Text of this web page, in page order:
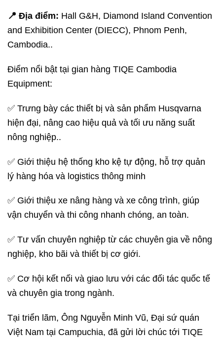
📍 Địa điểm: Hall G&H, Diamond Island Convention
and Exhibition Center (DIECC), Phnom Penh,
Cambodia..
Điểm nổi bật tại gian hàng TIQE Cambodia
Equipment:
✅ Trưng bày các thiết bị và sản phẩm Husqvarna
hiện đại, nâng cao hiệu quả và tối ưu năng suất
nông nghiệp..
✅ Giới thiệu hệ thống kho kệ tự động, hỗ trợ quản
lý hàng hóa và logistics thông minh
✅ Giới thiệu xe nâng hàng và xe công trình, giúp
vận chuyển và thi công nhanh chóng, an toàn.
✅ Tư vấn chuyên nghiệp từ các chuyên gia về nông
nghiệp, kho bãi và thiết bị cơ giới.
✅ Cơ hội kết nối và giao lưu với các đối tác quốc tế
và chuyên gia trong ngành.
Tại triển lãm, Ông Nguyễn Minh Vũ, Đại sứ quán
Việt Nam tại Campuchia, đã gửi lời chúc tới TIQE